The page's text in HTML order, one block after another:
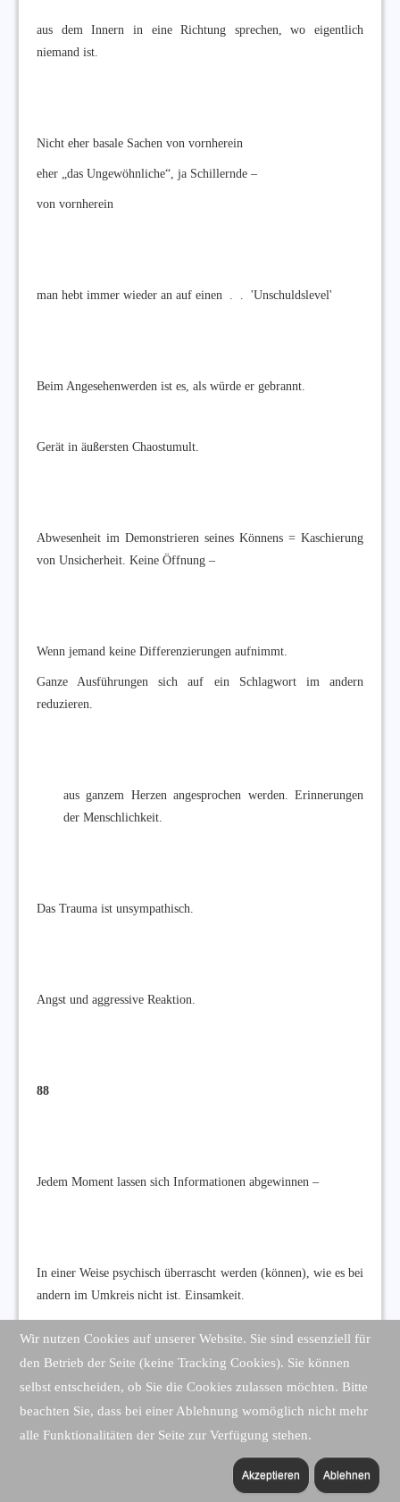
aus dem Innern in eine Richtung sprechen, wo eigentlich
niemand ist.
Nicht eher basale Sachen von vornherein
eher „das Ungewöhnliche“, ja Schillernde –
von vornherein
man hebt immer wieder an auf einen . . 'Unschuldslevel'
Beim Angesehenwerden ist es, als würde er gebrannt.
Gerät in äußersten Chaostumult.
Abwesenheit im Demonstrieren seines Könnens = Kaschierung
von Unsicherheit. Keine Öffnung –
Wenn jemand keine Differenzierungen aufnimmt.
Ganze Ausführungen sich auf ein Schlagwort im andern
reduzieren.
aus ganzem Herzen angesprochen werden. Erinnerungen
der Menschlichkeit.
Das Trauma ist unsympathisch.
Angst und aggressive Reaktion.
88
Jedem Moment lassen sich Informationen abgewinnen –
In einer Weise psychisch überrascht werden (können), wie es bei
andern im Umkreis nicht ist. Einsamkeit.
Individuelle Entwicklungen desjenigen, der so deutlich „der
Normalität“ zugeordnet wurde, so abweichend davon.
Und zwar je mehr, desto besser man ihn kennt . .
Wir nutzen Cookies auf unserer Website. Sie sind essenziell für
den Betrieb der Seite (keine Tracking Cookies). Sie können
selbst entscheiden, ob Sie die Cookies zulassen möchten. Bitte
beachten Sie, dass bei einer Ablehnung womöglich nicht mehr
alle Funktionalitäten der Seite zur Verfügung stehen.
Akzeptieren Ablehnen